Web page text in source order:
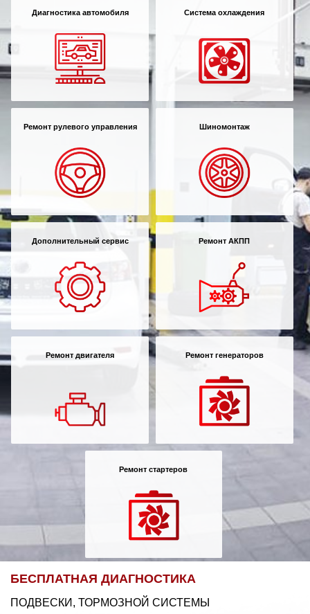
Диагностика автомобиля Система охлаждения
Ремонт рулевого управления Шиномонтаж
Дополнительный сервис Ремонт АКПП
Ремонт двигателя Ремонт генераторов
Ремонт стартеров
БЕСПЛАТНАЯ ДИАГНОСТИКА
ПОДВЕСКИ, ТОРМОЗНОЙ СИСТЕМЫ